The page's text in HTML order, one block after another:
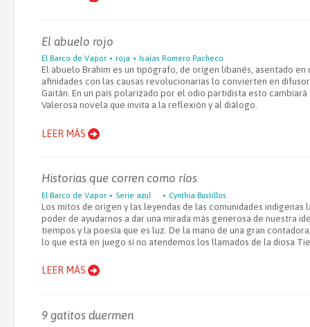
El abuelo rojo
El Barco de Vapor roja Isaías Romero Pacheco
El abuelo Brahim es un tipógrafo, de origen libanés, asentado en
afinidades con las causas revolucionarias lo convierten en
Gaitán. En un país polarizado por el odio partidista esto cambiará
Valerosa novela que invita a la reflexión y al diálogo.
LEER MÁS
Historias que corren como ríos
El Barco de Vapor Serie azul Cynthia Bustillos
Los mitos de origen y las leyendas de las comunidades
poder de ayudarnos a dar una mirada más generosa de nuestra
tiempos y la poesía que es luz. De la mano de una gran
lo que está en juego si no atendemos los llamados de la diosa
LEER MÁS
9 gatitos duermen